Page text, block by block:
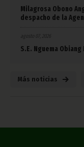
Milagrosa Obono
despacho de la
agosto 07, 2026
S.E. Nguema
Más noticias